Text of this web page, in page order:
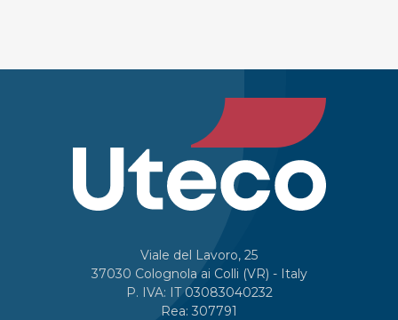
Viale del Lavoro, 25
37030 Colognola ai Colli (VR) - Italy
P. IVA: IT 03083040232
Rea: 307791